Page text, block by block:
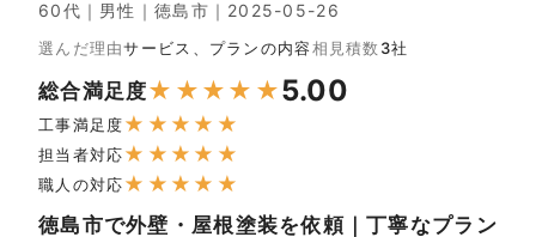
60代｜男性｜徳島市｜2025-05-26
選んだ理由サービス、プランの内容相見積数 3社
総合満足度★ ★ ★ ★ ★5.00
工事満足度★ ★ ★ ★ ★
担当者対応★ ★ ★ ★ ★
職人の対応★ ★ ★ ★ ★
徳島市で外壁・屋根塗装を依頼｜丁寧なプラン